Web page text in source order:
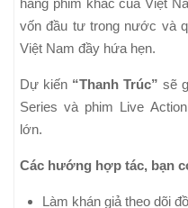
hãng phim khác của Việt
vốn đầu tư trong nước và
Việt Nam đầy hứa hẹn.
Dự kiến “Thanh Trúc” sẽ
Series và phim Live
lớn.
Các hướng hợp tác, bạn
Làm khán giả theo dõi